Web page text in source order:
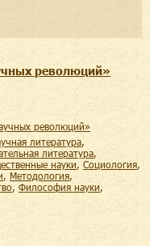
революций»
революций»
литература,
литература,
науки, социология,
, методология,
, философия науки,